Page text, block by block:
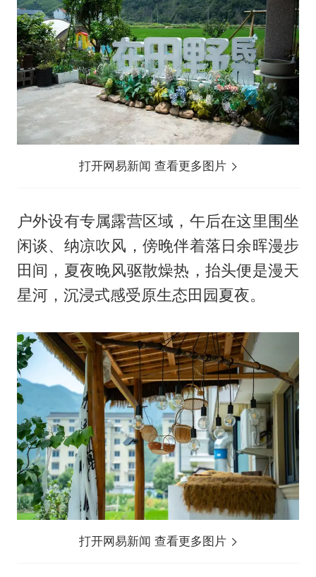
打开网易新闻 查看更多图片
户外设有专属露营区域，午后在这里围坐
闲谈、纳凉吹风，傍晚伴着落日余晖漫步
田间，夏夜晚风驱散燥热，抬头便是漫天
星河，沉浸式感受原生态田园夏夜。
打开网易新闻 查看更多图片